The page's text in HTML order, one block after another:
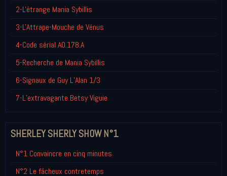
2-L'étrange Mania Sybillis
3-L'Attrape-Mouche de Vénus
4-Code sérial A0.178.A
5-Recherche de Mania Sybillis
6-Signaux de Guy L’Alan 1/3
7-L’extravagante Betsy Viguie
SHERLEY SHERLY SHOW N°1
N°1 Convaincre en cinq minutes
N°2 Le fâcheux contretemps